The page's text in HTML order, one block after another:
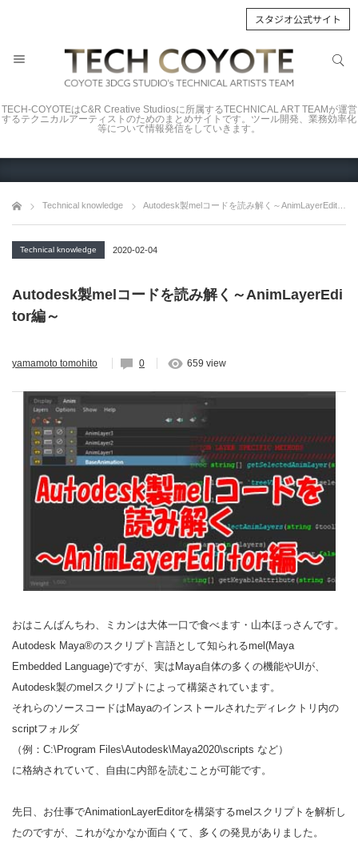
スタジオ公式サイト
TECH-COYOTEはC&R Creative Studiosに所属するTECHNICAL ART TEAMが運営
するテクニカルアーティストのためのまとめサイトです。ツール開発、業務効率化
等について情報発信をしていきます。
Technical knowledge Autodesk製melコードを読み解く～AnimLayerEditor編～
Technical knowledge 2020-02-04
Autodesk製melコードを読み解く～AnimLayerEdi
tor編～
yamamoto tomohito 0 659 view
おはこんばんちわ、ミカンは大体一口で食べます・山本ほっさんです。
Autodesk Maya®のスクリプト言語として知られるmel(Maya
Embedded Language)ですが、実はMaya自体の多くの機能やUIが、
Autodesk製のmelスクリプトによって構築されています。
それらのソースコードはMayaのインストールされたディレクトリ内の
scriptフォルダ
（例：C:\Program Files\Autodesk\Maya2020\scripts など）
に格納されていて、自由に内部を読むことが可能です。
先日、お仕事でAnimationLayerEditorを構築するmelスクリプトを解析し
たのですが、これがなかなか面白くて、多くの発見がありました。
サイト内検索